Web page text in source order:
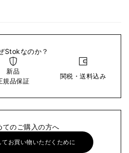
Stokなのか？
新品
規品保証
関税・送料込み
てのご購入の方へ
お買い物いただくために